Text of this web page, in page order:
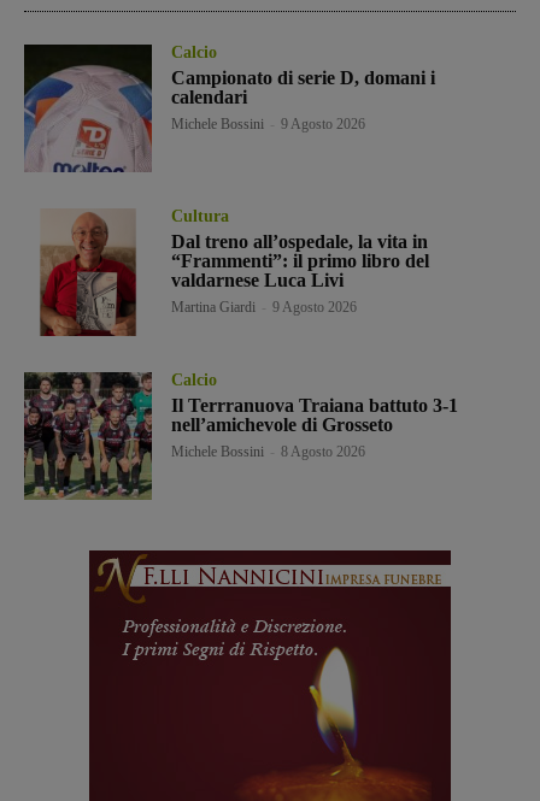
Calcio
Campionato di serie D, domani i
calendari
Michele Bossini 9 Agosto 2026
Cultura
Dal treno all’ospedale, la vita in
“Frammenti”: il primo libro del
valdarnese Luca Livi
Martina Giardi 9 Agosto 2026
Calcio
Il Terrranuova Traiana battuto 3-1
nell’amichevole di Grosseto
Michele Bossini 8 Agosto 2026